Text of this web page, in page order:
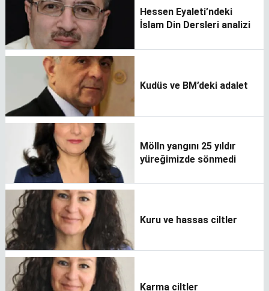
Hessen Eyaleti’ndeki
İslam Din Dersleri analizi
Kudüs ve BM’deki adalet
Mölln yangını 25 yıldır
yüreğimizde sönmedi
Kuru ve hassas ciltler
Karma ciltler